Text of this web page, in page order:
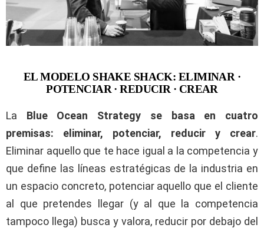
EL MODELO SHAKE SHACK: ELIMINAR ·
POTENCIAR · REDUCIR · CREAR
La Blue Ocean Strategy se basa en cuatro
premisas: eliminar, potenciar, reducir y crear.
Eliminar aquello que te hace igual a la competencia y
que define las líneas estratégicas de la industria en
un espacio concreto, potenciar aquello que el cliente
al que pretendes llegar (y al que la competencia
tampoco llega) busca y valora, reducir por debajo del